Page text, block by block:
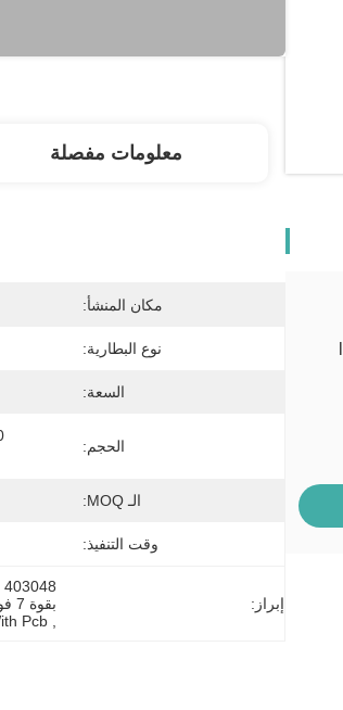
معلومات مفصلة
مكان المنشأ:
نوع البطارية:
السعة:
الحجم:
الـ MOQ:
وقت التنفيذ:
إبراز:
بقوة 7 فولت 600mAh
,
Pcb